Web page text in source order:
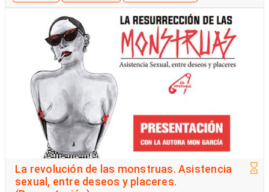
La revolución de las monstruas. Asistencia
sexual, entre deseos y placeres.